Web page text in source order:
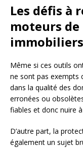
Les défis à
moteurs
immobiliers
Même si ces outils
ne sont pas exempts
dans la qualité des
erronées ou
fiables et donc nuire
D’autre part, la
également un sujet